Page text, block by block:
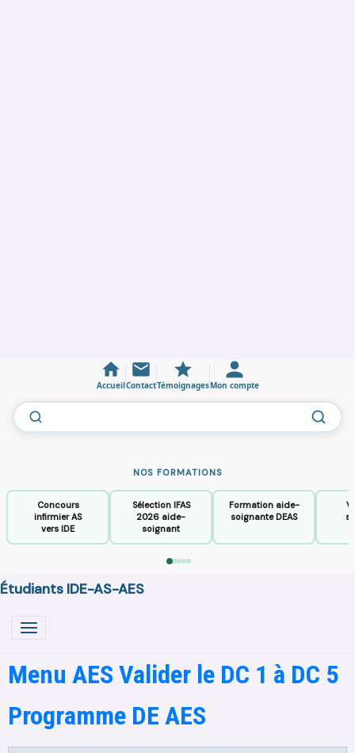
AccueilContactTémoignagesMon compte
NOS FORMATIONS
Concours
infirmier AS
vers IDE
Sélection IFAS
2026 aide-
soignant
Formation aide-
soignante DEAS
Étudiants IDE-AS-AES
Menu AES Valider le DC 1 à DC 5
Programme DE AES